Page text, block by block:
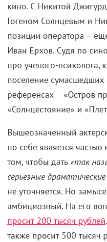
кино. С Никитой
Гогеном Солнцевым и
позиции оператора –
Иван Ерхов. Судя по
про ученого-психолога,
поселение сумасшедших
референсах – «Остров
«Солнцестояние» и
Вышеозначенный
по себе является
том, чтобы дать «так
серьезные
не уточняется. Но
амбициозный. На его
просит 200 тысяч рублей
также просит 500 тысяч